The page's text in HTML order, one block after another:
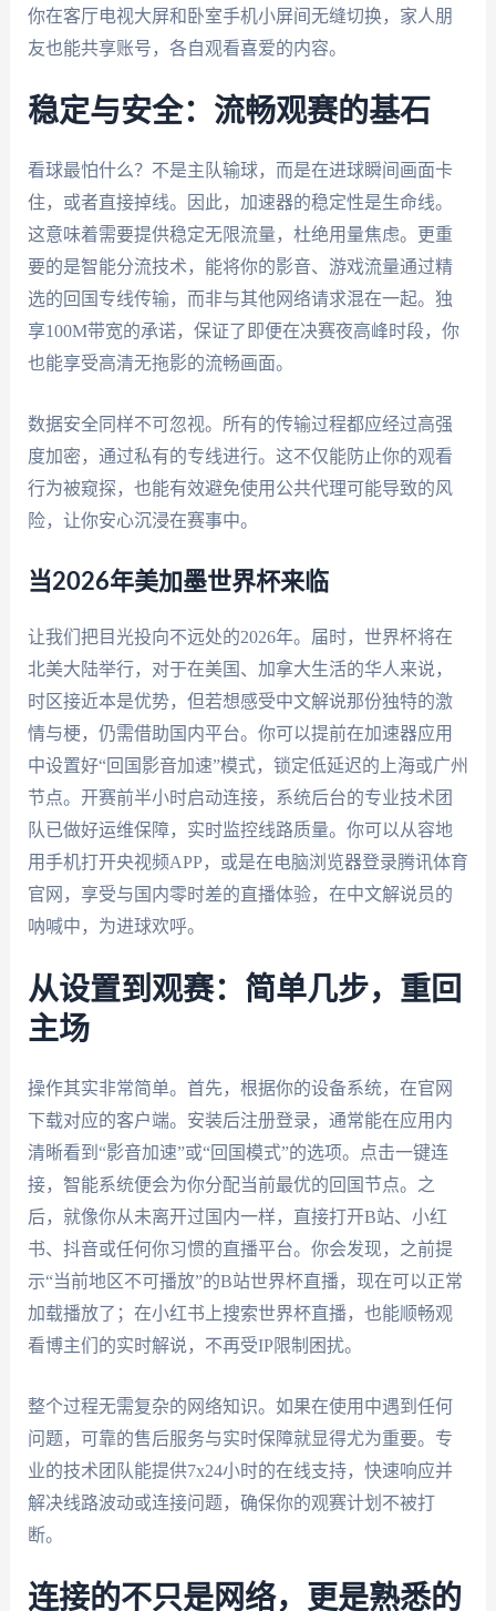
你在客厅电视大屏和卧室手机小屏间无缝切换，家人朋
友也能共享账号，各自观看喜爱的内容。
稳定与安全：流畅观赛的基石
看球最怕什么？不是主队输球，而是在进球瞬间画面卡
住，或者直接掉线。因此，加速器的稳定性是生命线。
这意味着需要提供稳定无限流量，杜绝用量焦虑。更重
要的是智能分流技术，能将你的影音、游戏流量通过精
选的回国专线传输，而非与其他网络请求混在一起。独
享100M带宽的承诺，保证了即便在决赛夜高峰时段，你
也能享受高清无拖影的流畅画面。
数据安全同样不可忽视。所有的传输过程都应经过高强
度加密，通过私有的专线进行。这不仅能防止你的观看
行为被窥探，也能有效避免使用公共代理可能导致的风
险，让你安心沉浸在赛事中。
当2026年美加墨世界杯来临
让我们把目光投向不远处的2026年。届时，世界杯将在
北美大陆举行，对于在美国、加拿大生活的华人来说，
时区接近本是优势，但若想感受中文解说那份独特的激
情与梗，仍需借助国内平台。你可以提前在加速器应用
中设置好“回国影音加速”模式，锁定低延迟的上海或广州
节点。开赛前半小时启动连接，系统后台的专业技术团
队已做好运维保障，实时监控线路质量。你可以从容地
用手机打开央视频APP，或是在电脑浏览器登录腾讯体育
官网，享受与国内零时差的直播体验，在中文解说员的
呐喊中，为进球欢呼。
从设置到观赛：简单几步，重回
主场
操作其实非常简单。首先，根据你的设备系统，在官网
下载对应的客户端。安装后注册登录，通常能在应用内
清晰看到“影音加速”或“回国模式”的选项。点击一键连
接，智能系统便会为你分配当前最优的回国节点。之
后，就像你从未离开过国内一样，直接打开B站、小红
书、抖音或任何你习惯的直播平台。你会发现，之前提
示“当前地区不可播放”的B站世界杯直播，现在可以正常
加载播放了；在小红书上搜索世界杯直播，也能顺畅观
看博主们的实时解说，不再受IP限制困扰。
整个过程无需复杂的网络知识。如果在使用中遇到任何
问题，可靠的售后服务与实时保障就显得尤为重要。专
业的技术团队能提供7x24小时的在线支持，快速响应并
解决线路波动或连接问题，确保你的观赛计划不被打
断。
连接的不只是网络，更是熟悉的